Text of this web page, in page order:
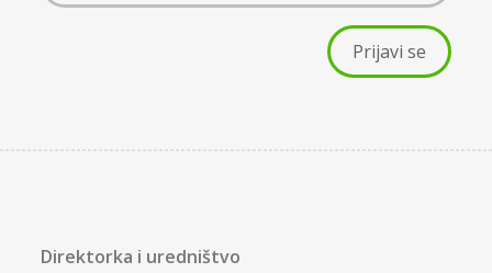
Direktorka i uredništvo